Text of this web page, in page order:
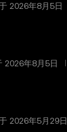
2026年8月5日
2026年8月5日
2026年5月29日